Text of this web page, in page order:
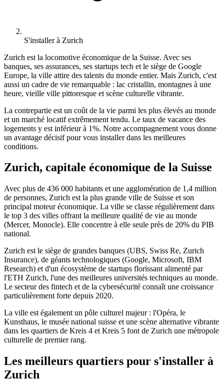
S'installer à Zurich
Zurich est la locomotive économique de la Suisse. Avec ses
banques, ses assurances, ses startups tech et le siège de Google
Europe, la ville attire des talents du monde entier. Mais Zurich, c'est
aussi un cadre de vie remarquable : lac cristallin, montagnes à une
heure, vieille ville pittoresque et scène culturelle vibrante.
La contrepartie est un coût de la vie parmi les plus élevés au monde
et un marché locatif extrêmement tendu. Le taux de vacance des
logements y est inférieur à 1%. Notre accompagnement vous donne
un avantage décisif pour vous installer dans les meilleures
conditions.
Zurich, capitale économique de la Suisse
Avec plus de 436 000 habitants et une agglomération de 1,4 million
de personnes, Zurich est la plus grande ville de Suisse et son
principal moteur économique. La ville se classe régulièrement dans
le top 3 des villes offrant la meilleure qualité de vie au monde
(Mercer, Monocle). Elle concentre à elle seule près de 20% du PIB
national.
Zurich est le siège de grandes banques (UBS, Swiss Re, Zurich
Insurance), de géants technologiques (Google, Microsoft, IBM
Research) et d'un écosystème de startups florissant alimenté par
l'ETH Zurich, l'une des meilleures universités techniques au monde.
Le secteur des fintech et de la cybersécurité connaît une croissance
particulièrement forte depuis 2020.
La ville est également un pôle culturel majeur : l'Opéra, le
Kunsthaus, le musée national suisse et une scène alternative vibrante
dans les quartiers de Kreis 4 et Kreis 5 font de Zurich une métropole
culturelle de premier rang.
Les meilleurs quartiers pour s'installer à
Zurich